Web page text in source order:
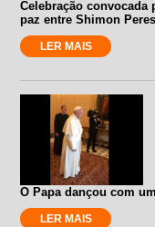
Celebração convocada
paz entre Shimon
LER MAIS
O Papa dançou com
LER MAIS